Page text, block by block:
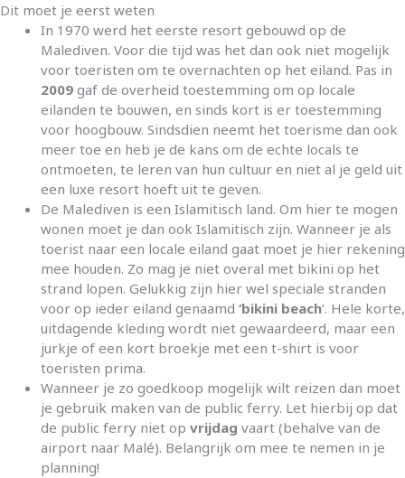
Dit moet je eerst weten
In 1970 werd het eerste resort gebouwd op de
Malediven. Voor die tijd was het dan ook niet mogelijk
voor toeristen om te overnachten op het eiland. Pas in
2009 gaf de overheid toestemming om op locale
eilanden te bouwen, en sinds kort is er toestemming
voor hoogbouw. Sindsdien neemt het toerisme dan ook
meer toe en heb je de kans om de echte locals te
ontmoeten, te leren van hun cultuur en niet al je geld uit
een luxe resort hoeft uit te geven.
De Malediven is een Islamitisch land. Om hier te mogen
wonen moet je dan ook Islamitisch zijn. Wanneer je als
toerist naar een locale eiland gaat moet je hier rekening
mee houden. Zo mag je niet overal met bikini op het
strand lopen. Gelukkig zijn hier wel speciale stranden
voor op ieder eiland genaamd ‘bikini beach‘. Hele korte,
uitdagende kleding wordt niet gewaardeerd, maar een
jurkje of een kort broekje met een t-shirt is voor
toeristen prima.
Wanneer je zo goedkoop mogelijk wilt reizen dan moet
je gebruik maken van de public ferry. Let hierbij op dat
de public ferry niet op vrijdag vaart (behalve van de
airport naar Malé). Belangrijk om mee te nemen in je
planning!